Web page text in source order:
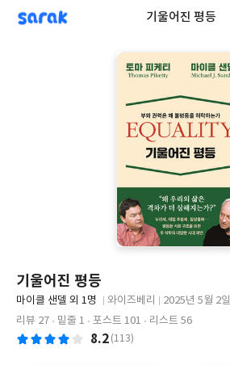
sarak 기울어진 평등
기울어진 평등
글
쓴
마이클 샌델 외 1명
출
판
사
와이즈베리
출
판
2025년 5월 2일
리뷰 27
밑줄 1 포스트 101 리스트 56
8.2 (113)